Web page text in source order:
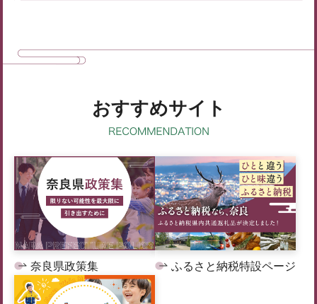
おすすめサイト
奈良県政策集 ふるさと納税特設ページ